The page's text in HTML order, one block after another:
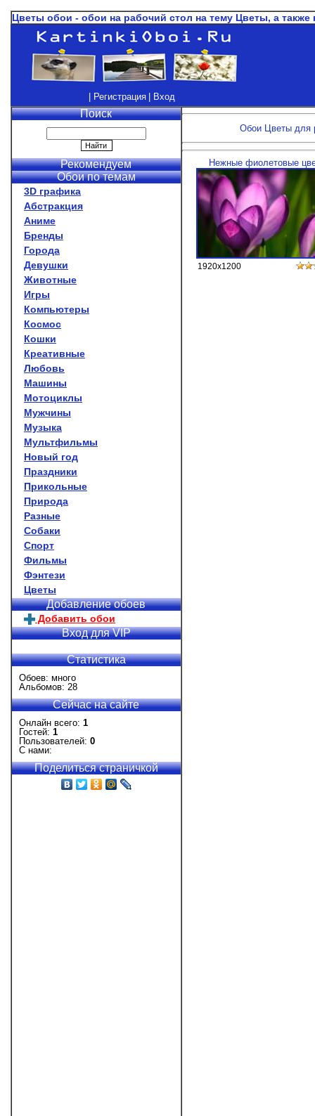
Цветы обои - обои на рабочий стол на тему Цветы, а
| Регистрация | Вход
Поиск
Рекомендуем
Обои по темам
3D графика
Абстракция
Аниме
Бренды
Города
Девушки
Животные
Игры
Компьютеры
Космос
Кошки
Креативные
Любовь
Машины
Мотоциклы
Мужчины
Музыка
Мультфильмы
Новый год
Праздники
Прикольные
Природа
Разные
Собаки
Спорт
Фильмы
Фэнтези
Цветы
Добавление обоев
Добавить обои
Вход для VIP
Статистика
Обоев: много
Альбомов: 28
Сейчас на сайте
Онлайн всего: 1
Гостей: 1
Пользователей: 0
С нами:
Поделиться страничкой
Обои Цветы для
Нежные фиолетовые
1920x1200